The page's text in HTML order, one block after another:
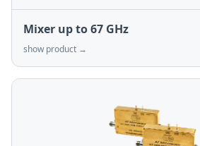
Mixer up to 67 GHz
show product →